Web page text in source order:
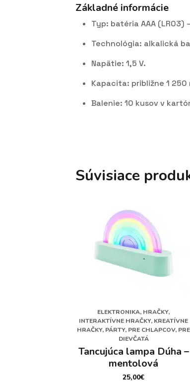
Základné informácie
Typ: batéria AAA (LR03)
Technológia: alkalická
Napätie: 1,5 V.
Kapacita: približne 1
Balenie: 10 kusov v
Súvisiace
ELEKTRONIKA, HRAČKY,
INTERAKTÍVNE HRAČKY, KREATÍVNE
HRAČKY, PÁRTY, PRE CHLAPCOV, PRE
DIEVČATÁ
Tancujúca lampa Dúha –
mentolová
25,00€